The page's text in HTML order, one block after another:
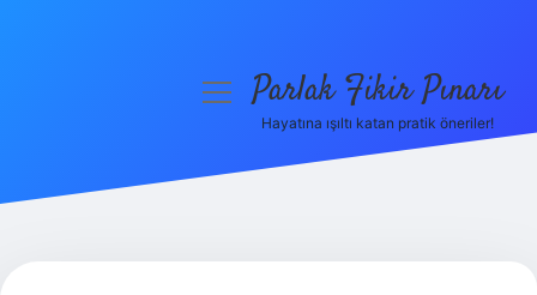
menüyüParlak Fikir Pınarı
Hayatına ışıltı katan pratik öneriler!